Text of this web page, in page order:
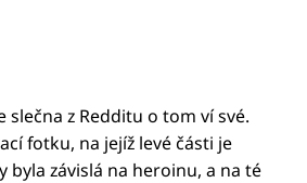
slečna z Redditu o tom ví své.
fotku, na jejíž levé části je
byla závislá na heroinu, a na té